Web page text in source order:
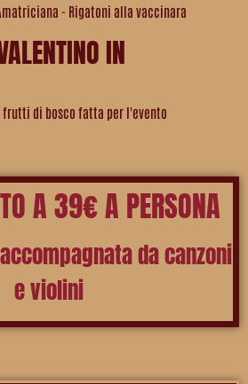
- Rigatoni alla vaccinara
IN
frutti di bosco fatta per l'evento
A 39€ A PERSONA
da canzoni
e violini